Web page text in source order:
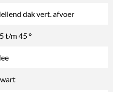
dak vert. afvoer
t/m 45 °